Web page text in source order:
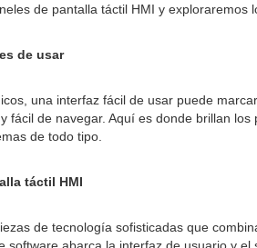
de pantalla táctil HMI y
de usar
una interfaz fácil de usar puede
fácil de navegar. Aquí es donde brillan
de todo tipo.
táctil HMI
de tecnología sofisticadas que